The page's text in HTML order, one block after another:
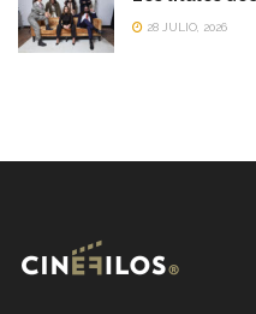
28 JULIO, 2026